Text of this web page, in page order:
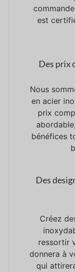
est
Des prix
Nous
en acier
prix
bénéfices
Des
Créez
ressortir
donnera à
qui